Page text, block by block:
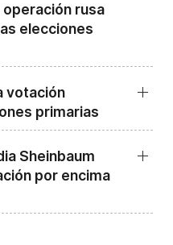
rusa
elecciones
votación
primarias
Sheinbaum
por encima